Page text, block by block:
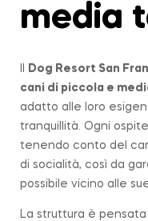
media
Dog Resort San
cani di piccola e
adatto alle loro
tranquillità. Ogni
tenendo conto del
di socialità, così da
possibile vicino alle
La struttura è